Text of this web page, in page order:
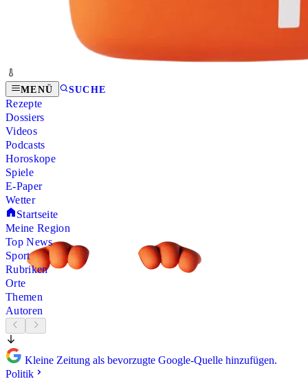
MENÜ SUCHE
Rezepte
Dossiers
Videos
Podcasts
Horoskope
Spiele
E-Paper
Wetter
Startseite
Meine Region
Top News
Sport
Rubriken
Orte
Themen
Autoren
Kleine Zeitung als bevorzugte Google-Quelle hinzufügen.
Politik